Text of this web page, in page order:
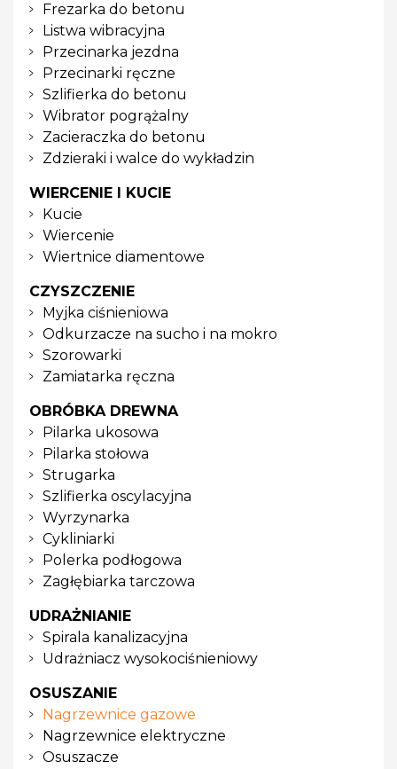
Frezarka do betonu
Listwa wibracyjna
Przecinarka jezdna
Przecinarki ręczne
Szlifierka do betonu
Wibrator pogrążalny
Zacieraczka do betonu
Zdzieraki i walce do wykładzin
WIERCENIE I KUCIE
Kucie
Wiercenie
Wiertnice diamentowe
CZYSZCZENIE
Myjka ciśnieniowa
Odkurzacze na sucho i na mokro
Szorowarki
Zamiatarka ręczna
OBRÓBKA DREWNA
Pilarka ukosowa
Pilarka stołowa
Strugarka
Szlifierka oscylacyjna
Wyrzynarka
Cykliniarki
Polerka podłogowa
Zagłębiarka tarczowa
UDRAŻNIANIE
Spirala kanalizacyjna
Udrażniacz wysokociśnieniowy
OSUSZANIE
Nagrzewnice gazowe
Nagrzewnice elektryczne
Osuszacze